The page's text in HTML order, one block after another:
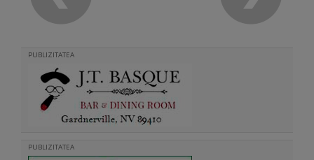
PUBLIZITATEA
PUBLIZITATEA